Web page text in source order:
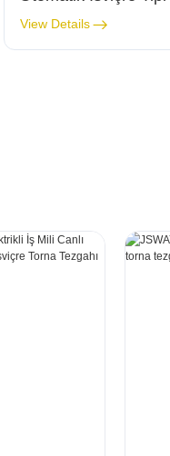
Tezgahı
View Details